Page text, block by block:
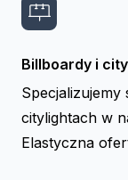
Billboardy i
Specjalizujemy
citylightach w
Elastyczna